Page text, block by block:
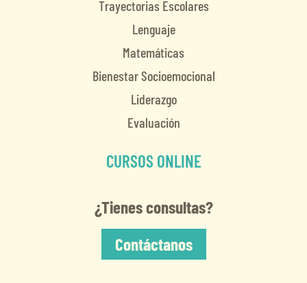
Trayectorias Escolares
Lenguaje
Matemáticas
Bienestar Socioemocional
Liderazgo
Evaluación
CURSOS ONLINE
¿Tienes consultas?
Contáctanos